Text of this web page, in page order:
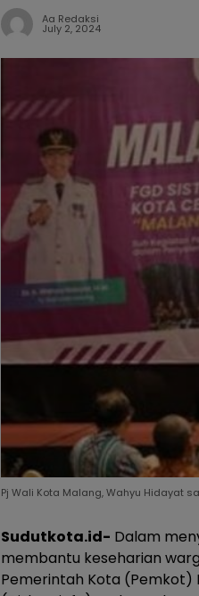
Aa Redaksi
July 2, 2024
Pj Wali Kota Malang, Wahyu Hidayat
Sudutkota.id- Dalam
membantu keseharian
Pemerintah Kota (Pemkot)